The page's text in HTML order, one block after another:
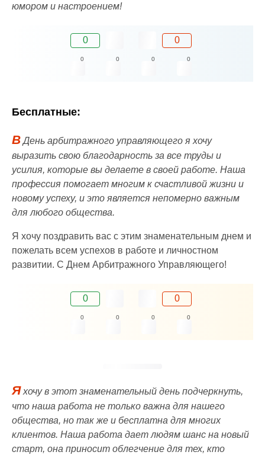
юмором и настроением!
0 0
0 0 0 0
Бесплатные:
ВДень арбитражного управляющего я хочу
выразить свою благодарность за все труды и
усилия, которые вы делаете в своей работе. Наша
профессия помогает многим к счастливой жизни и
новому успеху, и это является непомерно важным
для любого общества.
Я хочу поздравить вас с этим знаменательным днем и
пожелать всем успехов в работе и личностном
развитии. С Днем Арбитражного Управляющего!
0 0
0 0 0 0
Яхочу в этот знаменательный день подчеркнуть,
что наша работа не только важна для нашего
общества, но так же и бесплатна для многих
клиентов. Наша работа дает людям шанс на новый
старт, она приносит облегчение для тех, кто